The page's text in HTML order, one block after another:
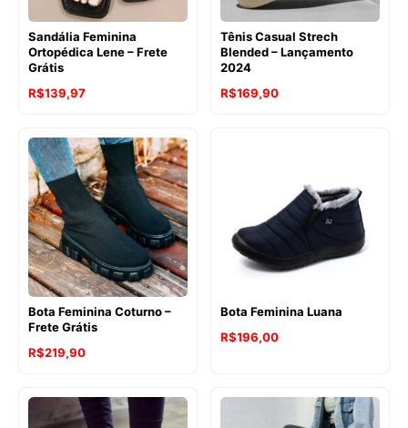
Sandália Feminina
Ortopédica Lene – Frete
Grátis
R$139,97
Tênis Casual Strech
Blended – Lançamento
2024
R$169,90
Bota Feminina Coturno –
Frete Grátis
R$219,90
Bota Feminina Luana
R$196,00